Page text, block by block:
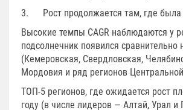
3. Рост продолжается там, где была
Высокие темпы CAGR наблюдаются у
подсолнечник появился сравнительно
(Кемеровская, Свердловская,
Мордовия и ряд регионов
ТОП-5 регионов, где ожидается рост
году (в числе лидеров — Алтай, Урал